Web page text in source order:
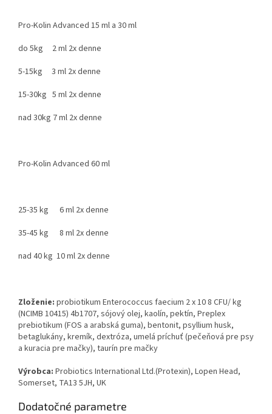
Pro-Kolin Advanced 15 ml a 30 ml
do 5kg 2 ml 2x denne
5-15kg 3 ml 2x denne
15-30kg 5 ml 2x denne
nad 30kg 7 ml 2x denne
Pro-Kolin Advanced 60 ml
25-35 kg 6 ml 2x denne
35-45 kg 8 ml 2x denne
nad 40 kg 10 ml 2x denne
Zloženie: probiotikum Enterococcus faecium 2 x 10 8 CFU/ kg
(NCIMB 10415) 4b1707, sójový olej, kaolín, pektín, Preplex
prebiotikum (FOS a arabská guma), bentonit, psyllium husk,
betaglukány, kremík, dextróza, umelá príchuť (pečeňová pre psy
a kuracia pre mačky), taurín pre mačky
Výrobca: Probiotics International Ltd.(Protexin), Lopen Head,
Somerset, TA13 5JH, UK
Dodatočné parametre